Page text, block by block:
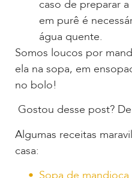
caso de preparar
em purê é
água quente.
Somos loucos por
ela na sopa, em
no bolo!
Gostou desse post?
Algumas receitas
casa: